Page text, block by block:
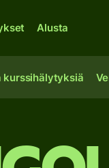
Alusta
kurssihälytyksiä